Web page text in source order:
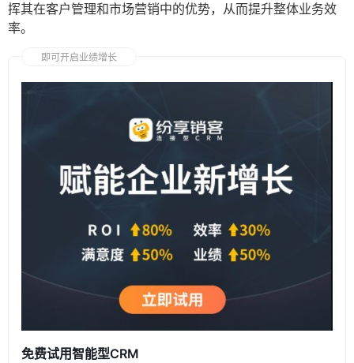
挥其在客户管理和市场营销中的优势，从而提升整体业务效
率。
即可开启业绩增长
免费试用智能型CRM